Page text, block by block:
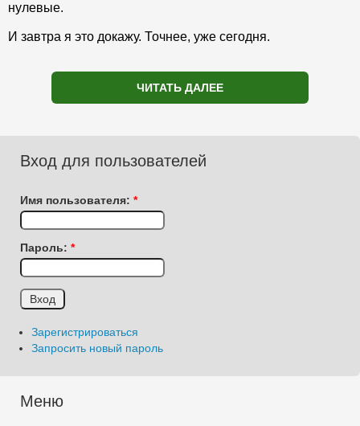
нулевые.
И завтра я это докажу. Точнее, уже сегодня.
ЧИТАТЬ ДАЛЕЕ
Вход для пользователей
Имя пользователя: *
Пароль: *
Зарегистрироваться
Запросить новый пароль
Меню